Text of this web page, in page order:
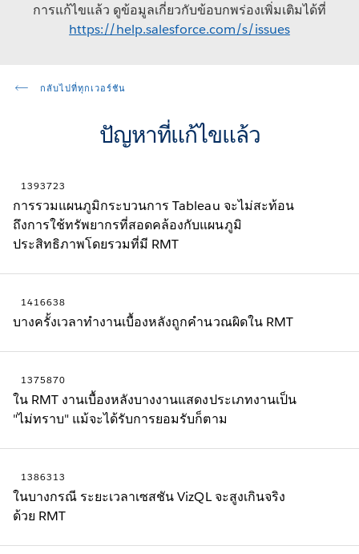
การแก้ไขแล้ว ดูข้อมูลเกี่ยวกับข้อบกพร่องเพิ่มเติมได้ที่
https://help.salesforce.com/s/issues
กลับไปที่ทุกเวอร์ชัน
ปัญหาที่แก้ไขแล้ว
1393723
การรวมแผนภูมิกระบวนการ Tableau จะไม่สะท้อน
ถึงการใช้ทรัพยากรที่สอดคล้องกับแผนภูมิ
ประสิทธิภาพโดยรวมที่มี RMT
1416638
บางครั้งเวลาทํางานเบื้องหลังถูกคํานวณผิดใน RMT
1375870
ใน RMT งานเบื้องหลังบางงานแสดงประเภทงานเป็น
"ไม่ทราบ" แม้จะได้รับการยอมรับก็ตาม
1386313
ในบางกรณี ระยะเวลาเซสชัน VizQL จะสูงเกินจริง
ด้วย RMT